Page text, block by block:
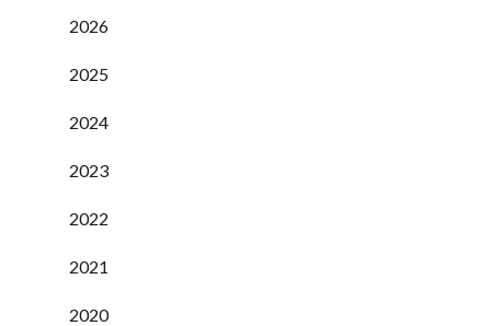
2026
2025
2024
2023
2022
2021
2020